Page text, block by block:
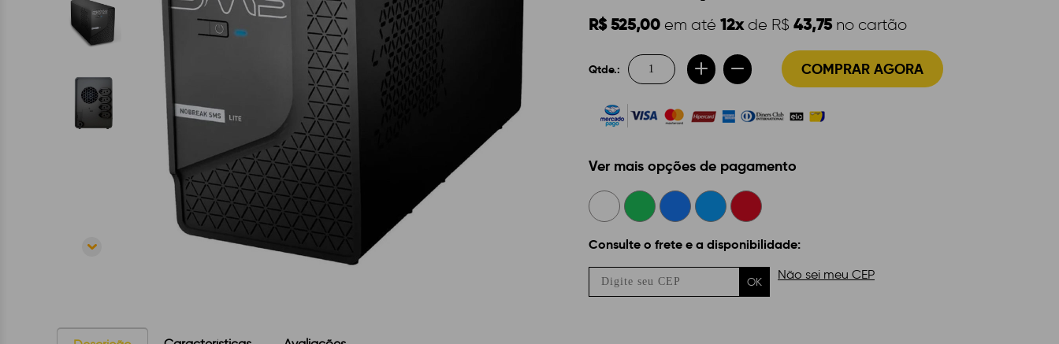
R$ 525,00 em até 12xde R$ 43,75 no cartão
Qtde.: COMPRAR AGORA
Ver mais opções de pagamento
Consulte o frete e a disponibilidade:
OK Não sei meu CEP